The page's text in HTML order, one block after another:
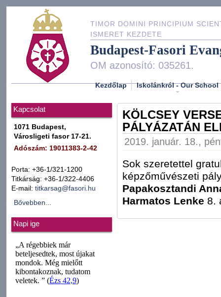
TIMOR DOMINI PRINCIPIUM
ISMERET KEZDETE
Budapest-Fasori
OM azonosító: 035261.
Kezdőlap Iskolánkról - Our School
Kapcsolat
1071 Budapest,
Városligeti fasor 17-21.
Adószám: 19011383-2-42
Porta: +36-1/321-1200
Titkárság: +36-1/322-4406
E-mail: titkarsag@fasori.hu
Bővebben...
Napi ige
KÖLCSEY
PÁLYÁZATÁN
2019. január. 18.,
Sok szeretettel
képzőművészeti
Papakosztandi
Harmatos Lenke 8.